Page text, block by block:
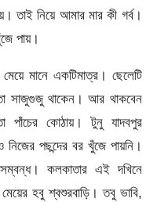
তাই নিয়ে আমার মার কী গর্ব।
পায়।
মানে একটিমাত্র। ছেলেটি
সাজুগুজু থাকেন। আর থাকবেন
কোঠায়। টুনু যাদবপুর
নিজের পছন্দের বর খুঁজে পায়নি।
কলকাতার এই দখিনে
হবু শ্বশুরবাড়ি। তবু ভাবি,